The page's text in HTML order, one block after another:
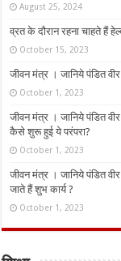
August 25, 2024
व्रत के दौरान रहना चाहते हैं
October 15, 2023
जीवन मंत्र । जानिये पंडित
October 1, 2023
जीवन मंत्र । जानिये पंडित
कैसे शुरू हुई ये परंपरा?
October 1, 2023
जीवन मंत्र । जानिये पंडित
जाते हैं शुभ कार्य ?
October 1, 2023